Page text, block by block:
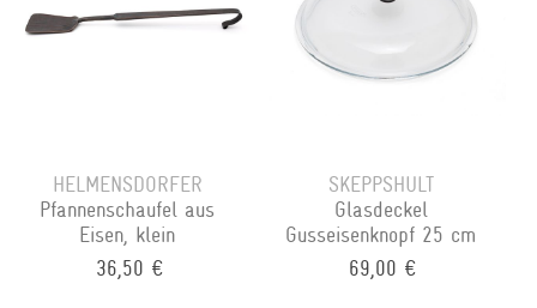
HELMENSDORFER
Pfannenschaufel aus
Eisen, klein
36,50 €
SKEPPSHULT
Glasdeckel
Gusseisenknopf 25 cm
69,00 €